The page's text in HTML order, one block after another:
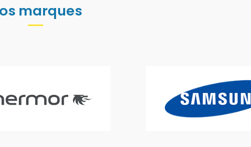
marques